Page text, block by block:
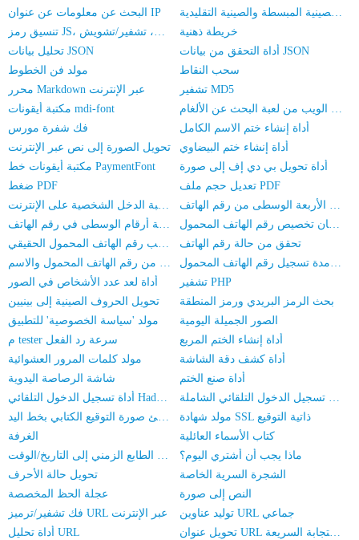
البحث عن معلومات عن عنوان IP
أو التحويل بين الصينية المبسطة والصينية التقليدية
تنسيق رمز JS، ضغط، تشفير/تشويش
خريطة ذهنية
تحليل بيانات JSON
أداة التحقق من بيانات JSON
مولد فن الخطوط
سحب النقاط
محرر Markdown عبر الإنترنت
تشفير MD5
مكتبة أيقونات mdi-font
نسخة الويب من لعبة البحث عن الألغام
فك شفرة مورس
أداة إنشاء ختم الاسم الكامل
تحويل الصورة إلى نص عبر الإنترنت
أداة إنشاء ختم البيضاوي
مكتبة أيقونات خط PaymentFont
أداة تحويل بي دي إف إلى صورة
ضغط PDF
تعديل حجم ملف PDF
تحسب ضريبة الدخل الشخصية على الإنترنت
استعلام الأرقام الأربعة الوسطى من رقم الهاتف
استعلام عن الخمسة أرقام الوسطى في رقم الهاتف
البحث عن مكان تخصيص رقم الهاتف المحمول
التحقق من اسم صاحب رقم الهاتف المحمول الحقيقي
تحقق من حالة رقم الهاتف
التحقق من رقم الهاتف المحمول والاسم
استعلام عن مدة تسجيل رقم الهاتف المحمول
أداة لعد عدد الأشخاص في الصور
تشفير PHP
تحويل الحروف الصينية إلى بينيين
بحث الرمز البريدي ورمز المنطقة
مولد 'سياسة الخصوصية' للتطبيق
الصور الجميلة اليومية
م tester سرعة رد الفعل
أداة إنشاء الختم المربع
مولد كلمات المرور العشوائية
أداة كشف دقة الشاشة
شاشة الرصاصة اليدوية
أداة صنع الختم
أداة تسجيل الدخول التلقائي HadSky
أداة تسجيل الدخول التلقائي الشاملة
منشئ صورة التوقيع الكتابي بخط اليد
مولد شهادة SSL ذاتية التوقيع
الغرفة
كتاب الأسماء العائلية
تحويل الطابع الزمني إلى التاريخ/الوقت
ماذا يجب أن أشتري اليوم؟
تحويل حالة الأحرف
الشجرة السرية الخاصة
عجلة الحظ المخصصة
النص إلى صورة
فك تشفير/ترميز URL عبر الإنترنت
توليد عناوين URL جماعي
أداة تحليل URL
تحويل عنوان URL إلى رمز الاستجابة السريعة